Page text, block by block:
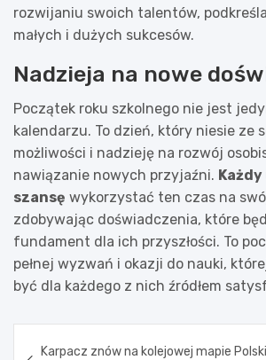
rozwijaniu swoich talentów,
małych i dużych sukcesów.
Nadzieja na nowe
Początek roku szkolnego nie jest
kalendarzu. To dzień, który niesie ze
możliwości i nadzieję na rozwój
nawiązanie nowych przyjaźni. Każdy
szansę wykorzystać ten czas na
zdobywając doświadczenia, które
fundament dla ich przyszłości. To
pełnej wyzwań i okazji do nauki,
być dla każdego z nich źródłem
Karpacz znów na kolejowej mapie